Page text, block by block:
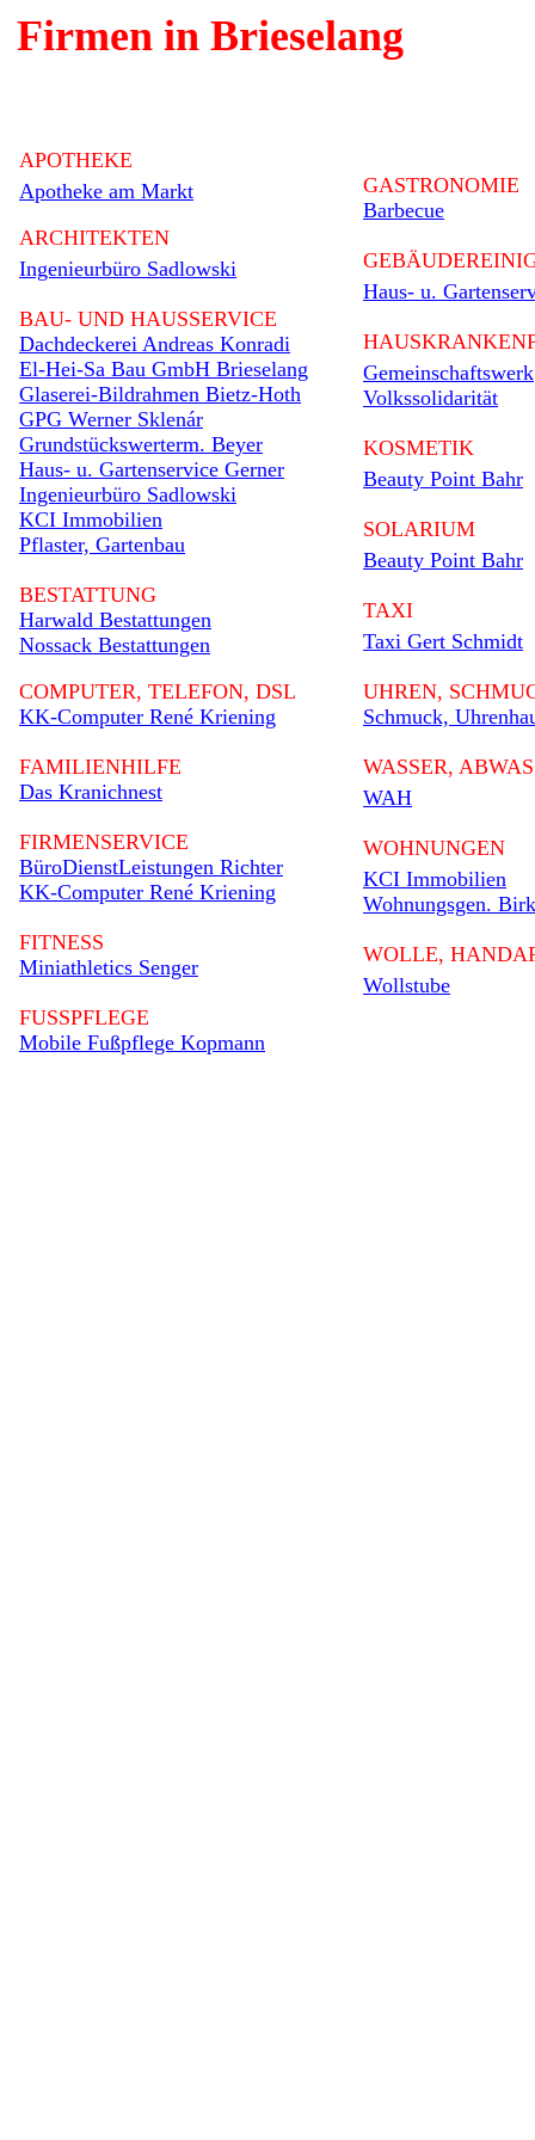
Firmen in Brieselang
APOTHEKE
Apotheke am Markt
ARCHITEKTEN
Ingenieurbüro Sadlowski
BAU- UND HAUSSERVICE
Dachdeckerei Andreas Konradi
El-Hei-Sa Bau GmbH Brieselang
Glaserei-Bildrahmen Bietz-Hoth
GPG Werner Sklenár
Grundstückswerterm. Beyer
Haus- u. Gartenservice Gerner
Ingenieurbüro Sadlowski
KCI Immobilien
Pflaster, Gartenbau
BESTATTUNG
Harwald Bestattungen
Nossack Bestattungen
COMPUTER, TELEFON, DSL
KK-Computer René Kriening
FAMILIENHILFE
Das Kranichnest
FIRMENSERVICE
BüroDienstLeistungen Richter
KK-Computer René Kriening
FITNESS
Miniathletics Senger
FUSSPFLEGE
Mobile Fußpflege Kopmann
GASTRONOMIE
Barbecue
Haus- u.
Gemeinschaftswerk
Volkssolidarität
KOSMETIK
Beauty Point Bahr
SOLARIUM
Beauty Point Bahr
TAXI
Taxi Gert Schmidt
UHREN,
Schmuck,
WASSER,
WAH
WOHNUNGEN
KCI Immobilien
Wohnungsgen.
WOLLE,
Wollstube